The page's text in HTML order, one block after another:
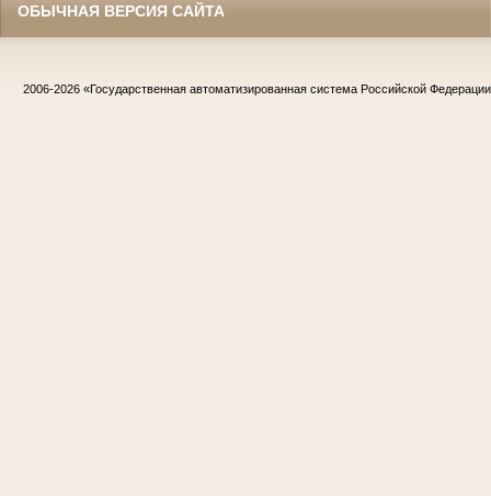
ОБЫЧНАЯ ВЕРСИЯ САЙТА
2006-2026 «Государственная автоматизированная система Российской